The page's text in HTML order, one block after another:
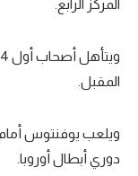
المركز الرابع.
المقبل.
ويلعب يوفنتوس أمام
دوري أبطال أوروبا.